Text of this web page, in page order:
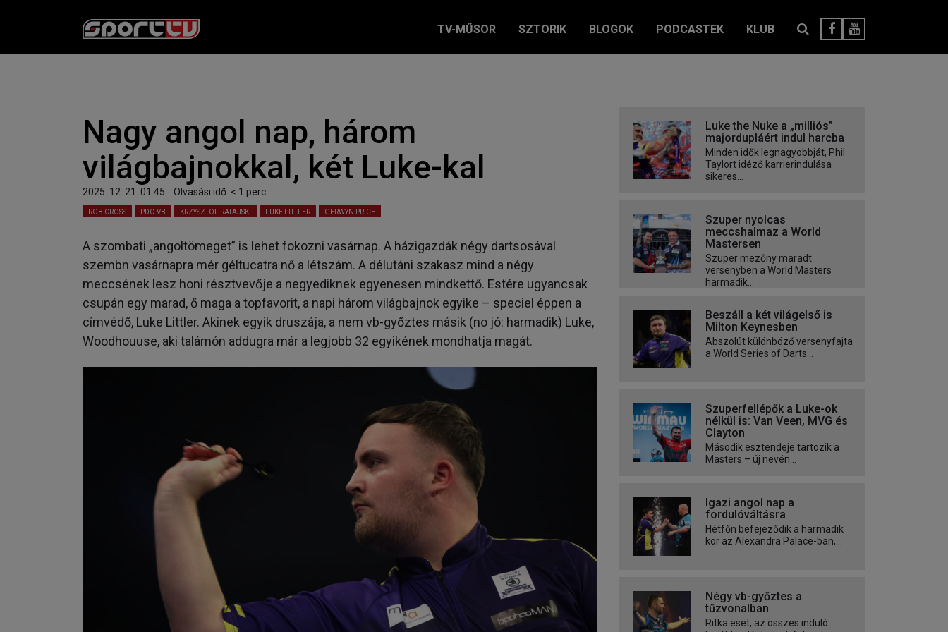
TV-MŰSOR SZTORIK BLOGOK PODCASTEK KLUB
Nagy angol nap, három
világbajnokkal, két Luke-kal
2025. 12. 21. 01:45 Olvasási idő: < 1 perc
ROB CROSS PDC-VB KRZYSZTOF RATAJSKI LUKE LITTLER GERWYN PRICE
A szombati „angoltömeget” is lehet fokozni vasárnap. A házigazdák négy dartsosával
szembn vasárnapra mér géltucatra nő a létszám. A délutáni szakasz mind a négy
meccsének lesz honi résztvevője a negyediknek egyenesen mindkettő. Estére ugyancsak
csupán egy marad, ő maga a topfavorit, a napi három világbajnok egyike – speciel éppen a
címvédő, Luke Littler. Akinek egyik druszája, a nem vb-győztes másik (no jó: harmadik) Luke,
Woodhouuse, aki talámón addugra már a legjobb 32 egyikének mondhatja magát.
Luke the Nuke a „milliós”
majordupláért indul harcba
Minden idők legnagyobbját, Phil
Taylort idéző karrierindulása
sikeres...
Szuper nyolcas
meccshalmaz a World
Mastersen
Szuper mezőny maradt
versenyben a World Masters
harmadik...
Beszáll a két világelső is
Milton Keynesben
Abszolút különböző versenyfajta
a World Series of Darts...
Szuperfellépők a Luke-ok
nélkül is: Van Veen, MVG és
Clayton
Második esztendeje tartozik a
Masters – új nevén...
Igazi angol nap a
fordulóváltásra
Hétfőn befejeződik a harmadik
kör az Alexandra Palace-ban,...
Négy vb-győztes a
tűzvonalban
Ritka eset, az összes induló